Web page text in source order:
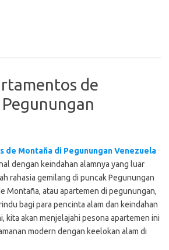
de
de Montaña di Pegunungan Venezuela
dengan keindahan alamnya yang luar
rahasia gemilang di puncak Pegunungan
Montaña, atau apartemen di pegunungan,
bagi para pencinta alam dan keindahan
kita akan menjelajahi pesona apartemen ini
modern dengan keelokan alam di